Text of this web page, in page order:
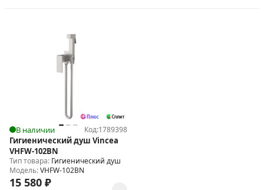
В наличии Код:1789398
Гигиенический душ Vincea
VHFW-102BN
Тип товара: Гигиенический душ
Модель:VHFW-102BN
15 580 ₽